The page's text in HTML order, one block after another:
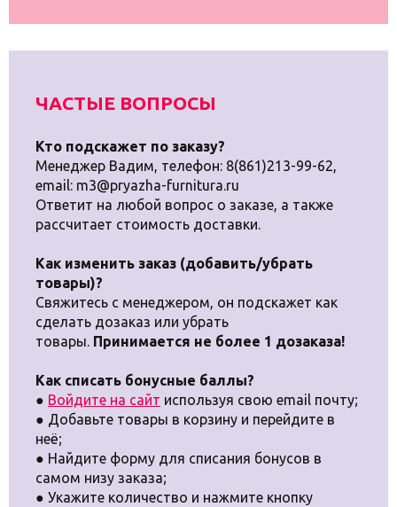
ЧАСТЫЕ ВОПРОСЫ
Кто подскажет по заказу?
Менеджер Вадим, телефон: 8(861)213-99-62,
email: m3@pryazha-furnitura.ru
Ответит на любой вопрос о заказе, а также
рассчитает стоимость доставки.
Как изменить заказ (добавить/убрать
товары)?
Свяжитесь с менеджером, он подскажет как
сделать дозаказ или убрать
товары. Принимается не более 1 дозаказа!
Как списать бонусные баллы?
● Войдите на сайт используя свою email почту;
● Добавьте товары в корзину и перейдите в
неё;
● Найдите форму для списания бонусов в
самом низу заказа;
● Укажите количество и нажмите кнопку